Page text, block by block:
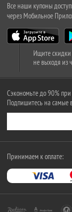
Все наши купоны
через Мобильное
Ищите скидки
не выходя из
Сэкономьте до 90%
Подпишитесь на самые
Принимаем к оплате: